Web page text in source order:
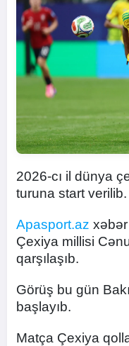
2026-cı il dünya
turuna start verilib.
Apasport.az
Çexiya millisi
qarşılaşıb.
Görüş bu gün
başlayıb.
Matça Çexiya